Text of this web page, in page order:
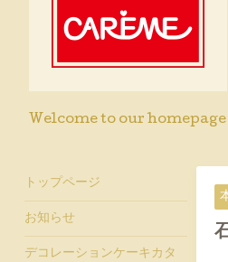
Welcome to our homepage
トップページ
お知らせ
デコレーションケーキカタ